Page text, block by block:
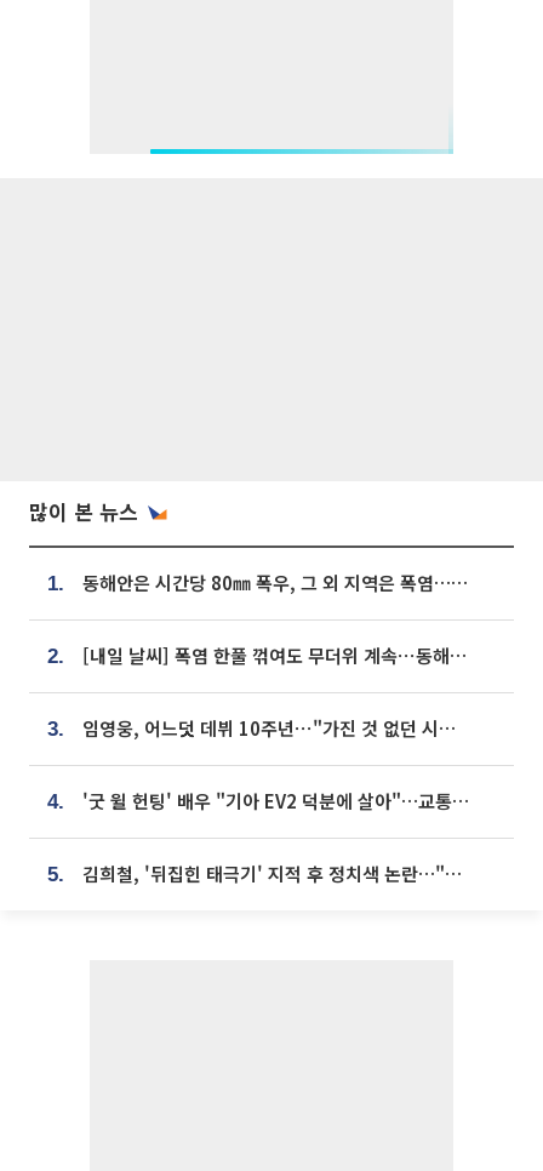
많이 본 뉴스
1. 동해안은 시간당 80㎜ 폭우, 그 외 지역은 폭염…‘극과 극 날씨’
2. [내일 날씨] 폭염 한풀 꺾여도 무더위 계속⋯동해안 이틀 연속 비
3. 임영웅, 어느덧 데뷔 10주년⋯"가진 것 없던 시절, 내 앞엔 20명의 팬뿐"
4. '굿 윌 헌팅' 배우 "기아 EV2 덕분에 살아"…교통사고 후 안전성 극찬
5. 김희철, '뒤집힌 태극기' 지적 후 정치색 논란…"좌우 떠나 우리나라 국기"